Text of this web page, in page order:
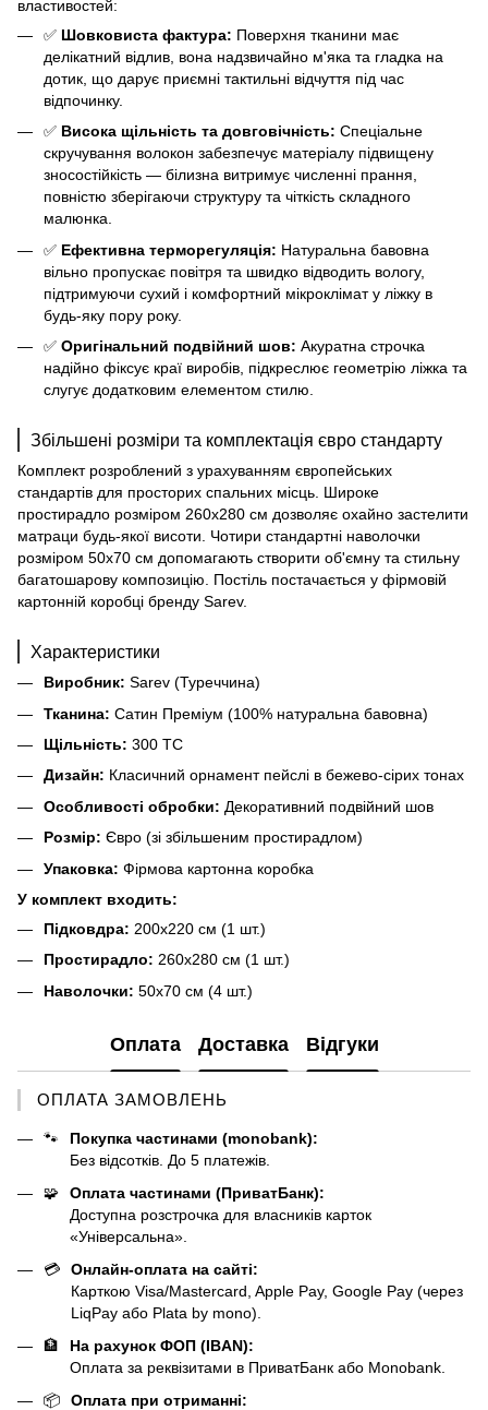
властивостей:
✅ Шовковиста фактура: Поверхня тканини має
делікатний відлив, вона надзвичайно м'яка та гладка на
дотик, що дарує приємні тактильні відчуття під час
відпочинку.
✅ Висока щільність та довговічність: Спеціальне
скручування волокон забезпечує матеріалу підвищену
зносостійкість — білизна витримує численні прання,
повністю зберігаючи структуру та чіткість складного
малюнка.
✅ Ефективна терморегуляція: Натуральна бавовна
вільно пропускає повітря та швидко відводить вологу,
підтримуючи сухий і комфортний мікроклімат у ліжку в
будь-яку пору року.
✅ Оригінальний подвійний шов: Акуратна строчка
надійно фіксує краї виробів, підкреслює геометрію ліжка та
слугує додатковим елементом стилю.
Збільшені розміри та комплектація євро стандарту
Комплект розроблений з урахуванням європейських
стандартів для просторих спальних місць. Широке
простирадло розміром 260х280 см дозволяє охайно застелити
матраци будь-якої висоти. Чотири стандартні наволочки
розміром 50х70 см допомагають створити об'ємну та стильну
багатошарову композицію. Постіль постачається у фірмовій
картонній коробці бренду Sarev.
Характеристики
Виробник: Sarev (Туреччина)
Тканина: Сатин Преміум (100% натуральна бавовна)
Щільність: 300 TC
Дизайн: Класичний орнамент пейслі в бежево-сірих тонах
Особливості обробки: Декоративний подвійний шов
Розмір: Євро (зі збільшеним простирадлом)
Упаковка: Фірмова картонна коробка
У комплект входить:
Підковдра: 200х220 см (1 шт.)
Простирадло: 260х280 см (1 шт.)
Наволочки: 50х70 см (4 шт.)
Оплата Доставка Відгуки
ОПЛАТА ЗАМОВЛЕНЬ
🐾
Покупка частинами (monobank):
Без відсотків. До 5 платежів.
🧩
Оплата частинами (ПриватБанк):
Доступна розстрочка для власників карток
«Універсальна».
💳
Онлайн-оплата на сайті:
Карткою Visa/Mastercard, Apple Pay, Google Pay (через
LiqPay або Plata by mono).
🏦
На рахунок ФОП (IBAN):
Оплата за реквізитами в ПриватБанк або Monobank.
📦
Оплата при отриманні: